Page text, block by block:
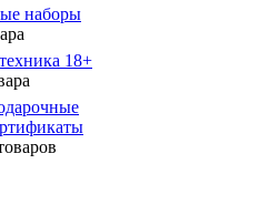
наборы
18+